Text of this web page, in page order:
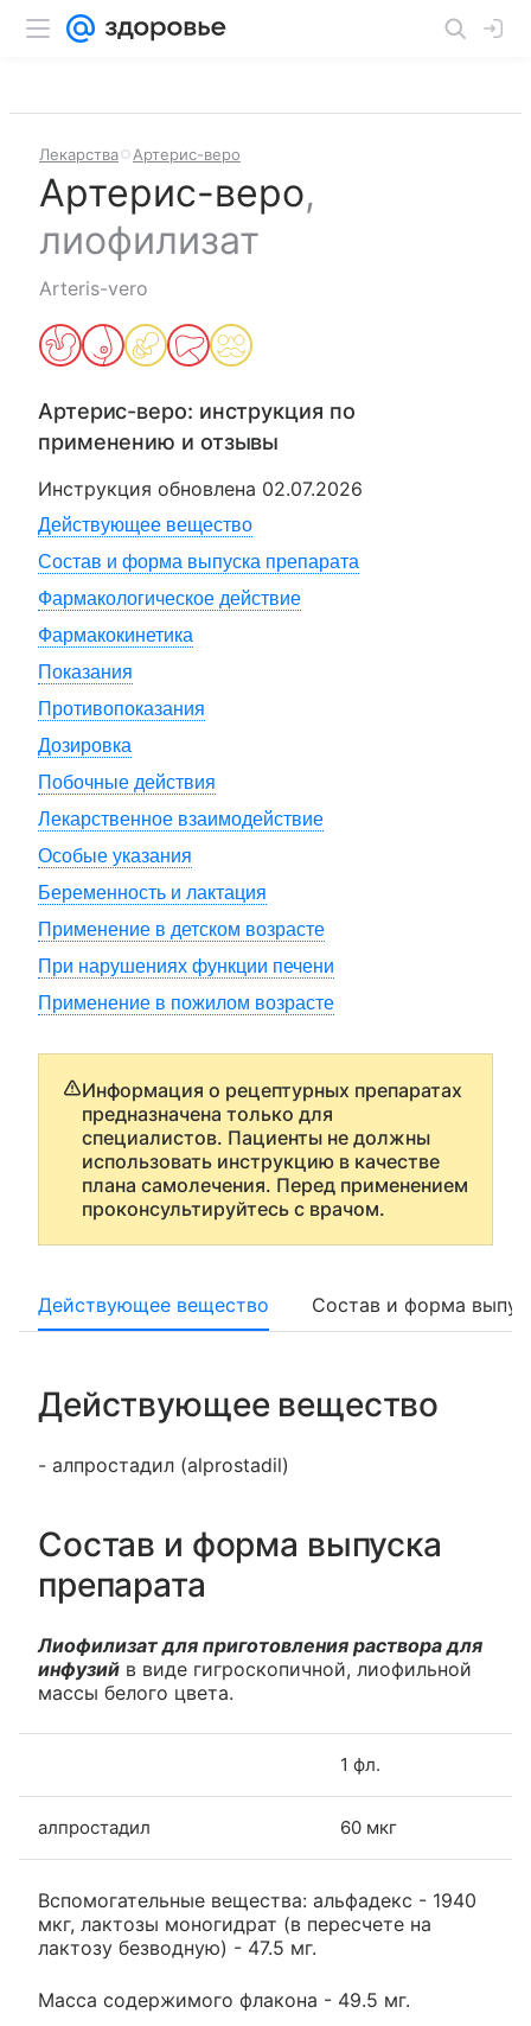
Лекарства Артерис-веро
Артерис-веро,
лиофилизат
Arteris-vero
Артерис-веро: инструкция по
применению и отзывы
Инструкция обновлена 02.07.2026
Действующее вещество
Состав и форма выпуска препарата
Фармакологическое действие
Фармакокинетика
Показания
Противопоказания
Дозировка
Побочные действия
Лекарственное взаимодействие
Особые указания
Беременность и лактация
Применение в детском возрасте
При нарушениях функции печени
Применение в пожилом возрасте
Информация о рецептурных препаратах
предназначена только для
специалистов. Пациенты не должны
использовать инструкцию в качестве
плана самолечения. Перед применением
проконсультируйтесь с врачом.
Действующее вещество Состав и форма
Действующее вещество
- алпростадил (alprostadil)
Состав и форма выпуска
препарата
Лиофилизат для приготовления раствора для
инфузий в виде гигроскопичной, лиофильной
массы белого цвета.
1 фл.
алпростадил 60 мкг
Вспомогательные вещества: альфадекс - 1940
мкг, лактозы моногидрат (в пересчете на
лактозу безводную) - 47.5 мг.
Масса содержимого флакона - 49.5 мг.